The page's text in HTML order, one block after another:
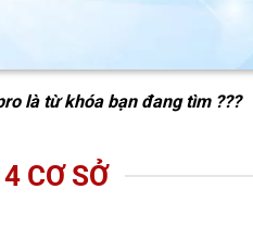
là từ khóa bạn đang tìm ???
CƠ SỞ